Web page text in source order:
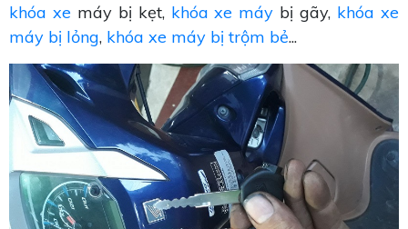
khóa xemáy bị kẹt, khóa xe máy bị gãy, khóa xe
máy bị lỏng, khóa xe máy bị trộm bẻ...